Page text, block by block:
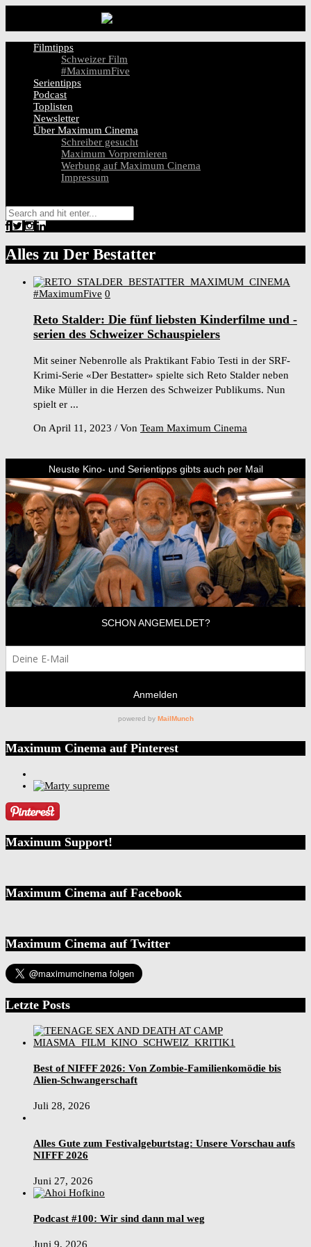
Filmtipps
Schweizer Film
#MaximumFive
Serientipps
Podcast
Toplisten
Newsletter
Über Maximum Cinema
Schreiber gesucht
Maximum Vorpremieren
Werbung auf Maximum Cinema
Impressum
Alles zu Der Bestatter
#MaximumFive 0
Reto Stalder: Die fünf liebsten Kinderfilme und -
serien des Schweizer Schauspielers
Mit seiner Nebenrolle als Praktikant Fabio Testi in der SRF-
Krimi-Serie «Der Bestatter» spielte sich Reto Stalder neben
Mike Müller in die Herzen des Schweizer Publikums. Nun
spielt er ...
On April 11, 2023 / Von Team Maximum Cinema
Maximum Cinema auf Pinterest
Maximum Support!
Maximum Cinema auf Facebook
Maximum Cinema auf Twitter
Letzte Posts
Best of NIFFF 2026: Von Zombie-Familienkomödie bis
Alien-Schwangerschaft
Juli 28, 2026
Alles Gute zum Festivalgeburtstag: Unsere Vorschau aufs
NIFFF 2026
Juni 27, 2026
Podcast #100: Wir sind dann mal weg
Juni 9, 2026